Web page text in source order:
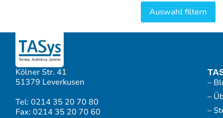
Kölner Str. 41
51379 Leverkusen
Tel: 0214 35 20 70 80
Fax: 0214 35 20 70 60
–
–
–